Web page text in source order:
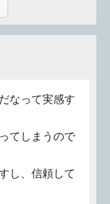
なって実感す
てしまうので
し、信頼して